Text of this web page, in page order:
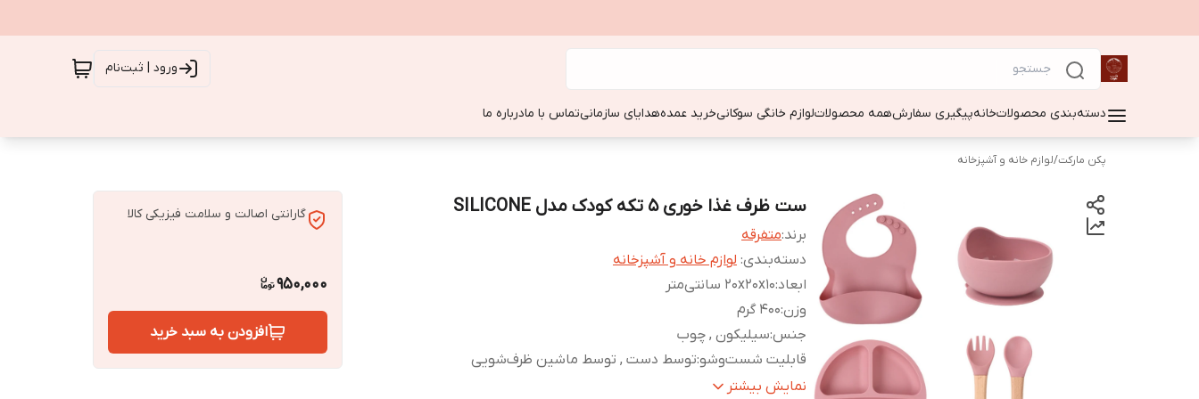
ورود | ثبت‌نام
دسته‌بندی محصولاتخانهپیگیری سفارشهمه محصولاتلوازم خانگی سوکانیخرید عمدههدایای سازمانیتماس با مادرباره ما
پکن مارکت/لوازم خانه و آشپزخانه
ست ظرف غذا خوری 5 تکه کودک مدل SILICONE
برند:متفرقه
دسته‌بندی: لوازم خانه و آشپزخانه
ابعاد:20x20x10 سانتی‌متر
وزن:400 گرم
جنس:سیلیکون , چوب
قابلیت شست‌وشو:توسط دست , توسط ماشین ظرف‌شویی
قابل استفاده در: نمایش بیشتر
گارانتی اصالت و سلامت فیزیکی کالا
950,000
افزودن به سبد خرید